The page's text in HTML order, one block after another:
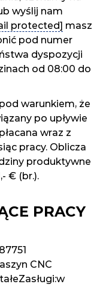
wyślij nam
protected] masz
pod numer
dyspozycji
od 08:00 do
warunkiem, że
po upływie
wraz z
pracy. Oblicza
produktywne
€ (br.).
PRACY
CNC